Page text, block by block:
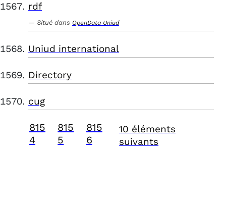
rdf
Situé dans OpenData Uniud
Uniud international
Directory
cug
815
4
815
5
815
6
10 éléments
suivants